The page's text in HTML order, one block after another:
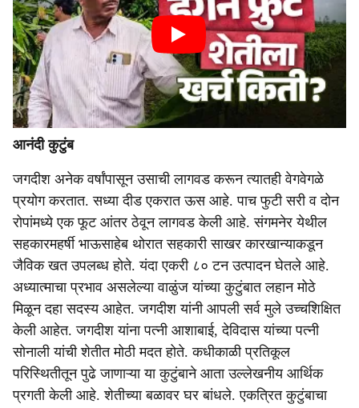
आनंदी कुटुंब
जगदीश अनेक वर्षांपासून उसाची लागवड करून त्यातही वेगवेगळे
प्रयोग करतात. सध्या दीड एकरात ऊस आहे. पाच फुटी सरी व दोन
रोपांमध्ये एक फूट आंतर ठेवून लागवड केली आहे. संगमनेर येथील
सहकारमहर्षी भाऊसाहेब थोरात सहकारी साखर कारखान्याकडून
जैविक खत उपलब्ध होते. यंदा एकरी ८० टन उत्पादन घेतले आहे.
अध्यात्माचा प्रभाव असलेल्या वाळुंज यांच्या कुटुंबात लहान मोठे
मिळून दहा सदस्य आहेत. जगदीश यांनी आपली सर्व मुले उच्चशिक्षित
केली आहेत. जगदीश यांना पत्नी आशाबाई, देविदास यांच्या पत्नी
सोनाली यांची शेतीत मोठी मदत होते. कधीकाळी प्रतिकूल
परिस्थितीतून पुढे जाणाऱ्या या कुटुंबाने आता उल्लेखनीय आर्थिक
प्रगती केली आहे. शेतीच्या बळावर घर बांधले. एकत्रित कुटुंबाचा